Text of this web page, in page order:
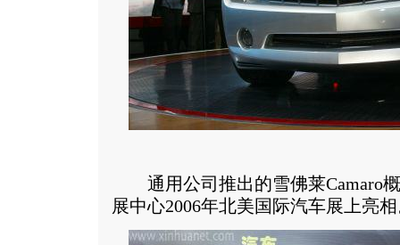
通用公司推出的雪佛莱Camaro
展中心2006年北美国际汽车展上亮